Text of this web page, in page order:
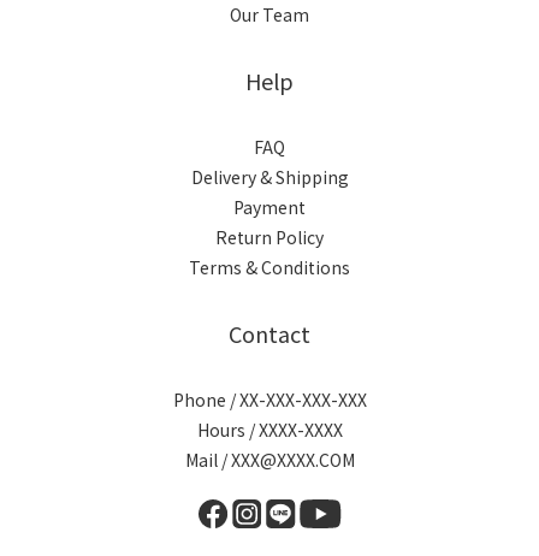
Our Team
Help
FAQ
Delivery & Shipping
Payment
Return Policy
Terms & Conditions
Contact
Phone / XX-XXX-XXX-XXX
Hours / XXXX-XXXX
Mail / XXX@XXXX.COM